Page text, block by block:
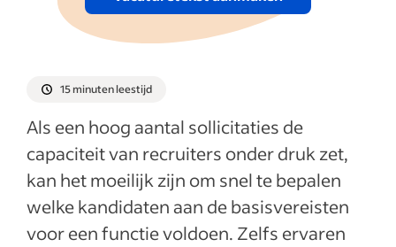
15 minuten leestijd
Als een hoog aantal sollicitaties de
capaciteit van recruiters onder druk zet,
kan het moeilijk zijn om snel te bepalen
welke kandidaten aan de basisvereisten
voor een functie voldoen. Zelfs ervaren